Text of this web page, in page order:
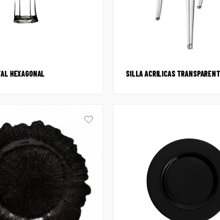
HEXAGONAL SILLA ACRILICAS